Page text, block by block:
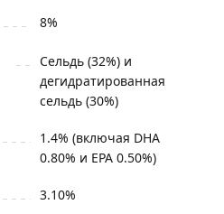
8%
Сельдь (32%) и
дегидратированная
сельдь (30%)
1.4% (включая DHA
0.80% и EPA 0.50%)
3.10%